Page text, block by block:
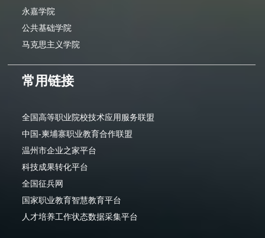
永嘉学院
公共基础学院
马克思主义学院
常用链接
全国高等职业院校技术应用服务联盟
中国-柬埔寨职业教育合作联盟
温州市企业之家平台
科技成果转化平台
全国征兵网
国家职业教育智慧教育平台
人才培养工作状态数据采集平台